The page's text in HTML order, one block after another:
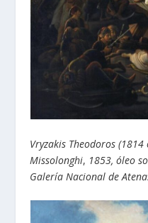
Vryzakis Theodoros
Missolonghi, 1853, óleo
Galería Nacional de